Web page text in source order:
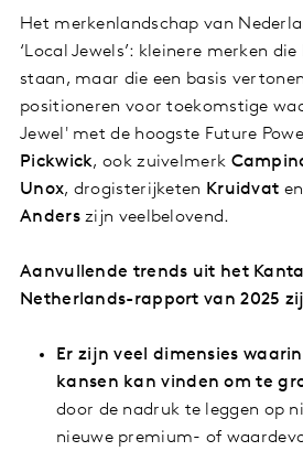
Het merkenlandschap van
‘Local Jewels’: kleinere merken
staan, maar die een basis
positioneren voor toekomstige
Jewel' met de hoogste Future
Pickwick, ook zuivelmerk
Unox, drogisterijketen Kruidvat
Anderszijn veelbelovend.
Aanvullende trends uit het
Netherlands-rapport van 2025
Er zijn veel dimensies
kansen kan vinden om te
door de nadruk te leggen op
nieuwe premium- of